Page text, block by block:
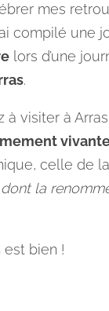
mes
compilé une
lors d’une
.
à visiter à
celle de
dont la
est bien !